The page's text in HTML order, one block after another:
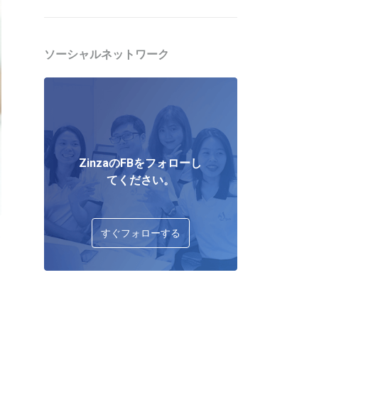
ソーシャルネットワーク
ZinzaのFBをフォローし
てください。
すぐフォローする